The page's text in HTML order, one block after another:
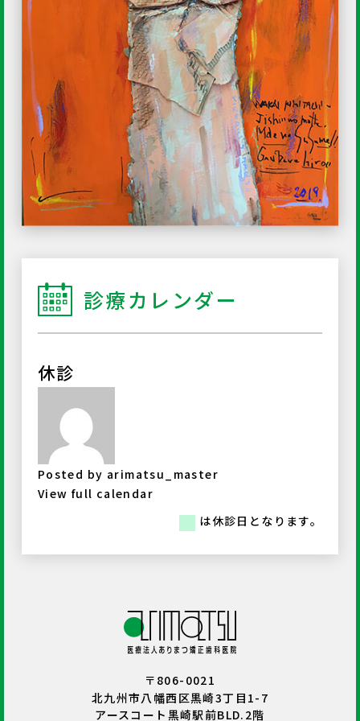
診療カレンダー
休診
Posted by arimatsu_master
View full calendar
は休診日となります。
〒806-0021
北九州市八幡西区黒崎3丁目1-7
アースコート黒崎駅前BLD.2階